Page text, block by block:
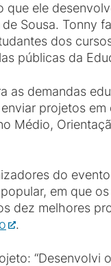
ele
Sousa. Tonny
dos
públicas da
as demandas
projetos
Médio,
do
em que
dez melhores
.
“Desenvolvi